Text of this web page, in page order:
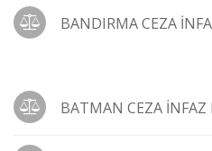
BANDIRMA CEZA
BATMAN CEZA İNFAZ